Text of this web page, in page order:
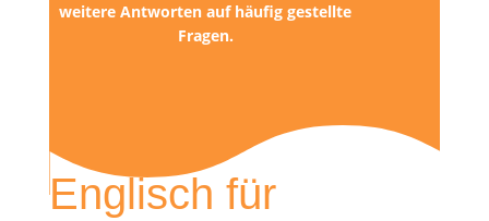
weitere Antworten auf häufig gestellte
Fragen.
Englisch für